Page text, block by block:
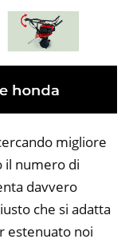
migliore
il numero di
davvero
che si adatta
estenuato noi